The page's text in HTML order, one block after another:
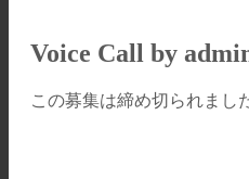
Voice Call by
この募集は締め切られまし